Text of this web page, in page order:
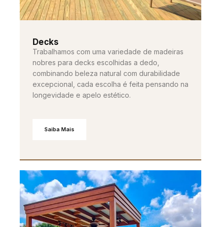
Decks
Trabalhamos com uma variedade de madeiras
nobres para decks escolhidas a dedo,
combinando beleza natural com durabilidade
excepcional, cada escolha é feita pensando na
longevidade e apelo estético.
Saiba Mais